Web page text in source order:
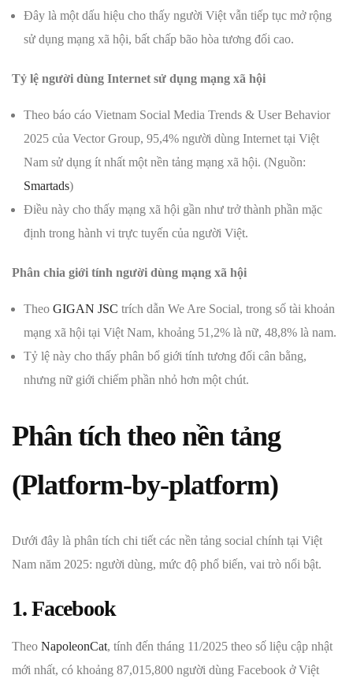
Đây là một dấu hiệu cho thấy người Việt vẫn tiếp tục mở rộng
sử dụng mạng xã hội, bất chấp bão hòa tương đối cao.
Tỷ lệ người dùng Internet sử dụng mạng xã hội
Theo báo cáo Vietnam Social Media Trends & User Behavior
2025 của Vector Group, 95,4% người dùng Internet tại Việt
Nam sử dụng ít nhất một nền tảng mạng xã hội. (Nguồn:
Smartads)
Điều này cho thấy mạng xã hội gần như trở thành phần mặc
định trong hành vi trực tuyến của người Việt.
Phân chia giới tính người dùng mạng xã hội
Theo GIGAN JSC trích dẫn We Are Social, trong số tài khoản
mạng xã hội tại Việt Nam, khoảng 51,2% là nữ, 48,8% là nam.
Tỷ lệ này cho thấy phân bổ giới tính tương đối cân bằng,
nhưng nữ giới chiếm phần nhỏ hơn một chút.
Phân tích theo nền tảng
(Platform-by-platform)
Dưới đây là phân tích chi tiết các nền tảng social chính tại Việt
Nam năm 2025: người dùng, mức độ phổ biến, vai trò nổi bật.
1. Facebook
Theo NapoleonCat, tính đến tháng 11/2025 theo số liệu cập nhật
mới nhất, có khoảng 87,015,800 người dùng Facebook ở Việt